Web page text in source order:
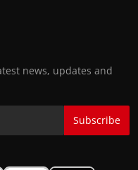
news, updates and
Subscribe